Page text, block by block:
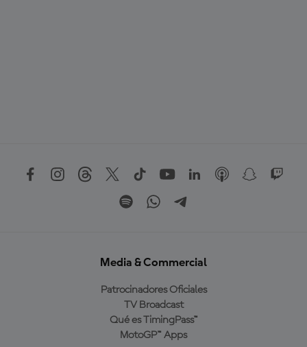
Media & Commercial
Patrocinadores Oficiales
TV Broadcast
Qué es TimingPass™
MotoGP™ Apps